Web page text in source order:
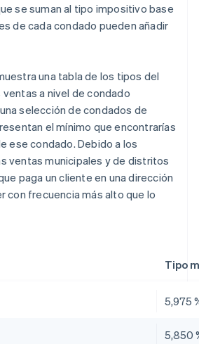
se suman al tipo impositivo base
de cada condado pueden añadir
una tabla de los tipos del
a nivel de condado
selección de condados de
el mínimo que encontrarías
ese condado. Debido a los
ventas municipales y de distritos
paga un cliente en una dirección
con frecuencia más alto que lo
Tipo
5,975
5,850